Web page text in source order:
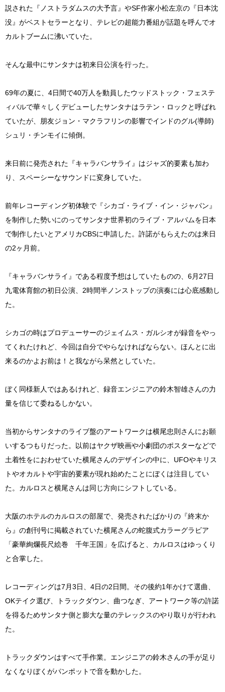
説された『ノストラダムスの大予言』やSF作家小松左京の『日本沈
没』がベストセラーとなり、テレビの超能力番組が話題を呼んでオ
カルトブームに沸いていた。
そんな最中にサンタナは初来日公演を行った。
69年の夏に、4日間で40万人を動員したウッドストック・フェステ
ィバルで華々しくデビューしたサンタナはラテン・ロックと呼ばれ
ていたが、朋友ジョン・マクラフリンの影響でインドのグル(導師)
シュリ・チンモイに傾倒。
来日前に発売された『キャラバンサライ』はジャズ的要素も加わ
り、スペーシーなサウンドに変身していた。
前年レコーディング初体験で『シカゴ・ライブ・イン・ジャパン』
を制作した勢いにのってサンタナ世界初のライブ・アルバムを日本
で制作したいとアメリカCBSに申請した。許諾がもらえたのは来日
の2ヶ月前。
『キャラバンサライ』である程度予想はしていたものの、6月27日
九電体育館の初日公演、2時間半ノンストップの演奏には心底感動し
た。
シカゴの時はプロデューサーのジェイムス・ガルシオが録音をやっ
てくれたけれど、今回は自分でやらなければならない。ほんとに出
来るのかよお前は！と我ながら呆然としていた。
ぼく同様新人ではあるけれど、録音エンジニアの鈴木智雄さんの力
量を信じて委ねるしかない。
当初からサンタナのライブ盤のアートワークは横尾忠則さんにお願
いするつもりだった。以前はヤクザ映画や小劇団のポスターなどで
土着性をにおわせていた横尾さんのデザインの中に、UFOやキリス
トやオカルトや宇宙的要素が現れ始めたことにぼくは注目してい
た。カルロスと横尾さんは同じ方向にシフトしている。
大阪のホテルのカルロスの部屋で、発売されたばかりの『終末か
ら』の創刊号に掲載されていた横尾さんの蛇腹式カラーグラビア
「豪華絢爛長尺絵巻 千年王国」を広げると、カルロスはゆっくり
と合掌した。
レコーディングは7月3日、4日の2日間。その後約1年かけて選曲、
OKテイク選び、トラックダウン、曲つなぎ、アートワーク等の許諾
を得るためサンタナ側と膨大な量のテレックスのやり取りが行われ
た。
トラックダウンはすべて手作業。エンジニアの鈴木さんの手が足り
なくなりぼくがパンポットで音を動かした。